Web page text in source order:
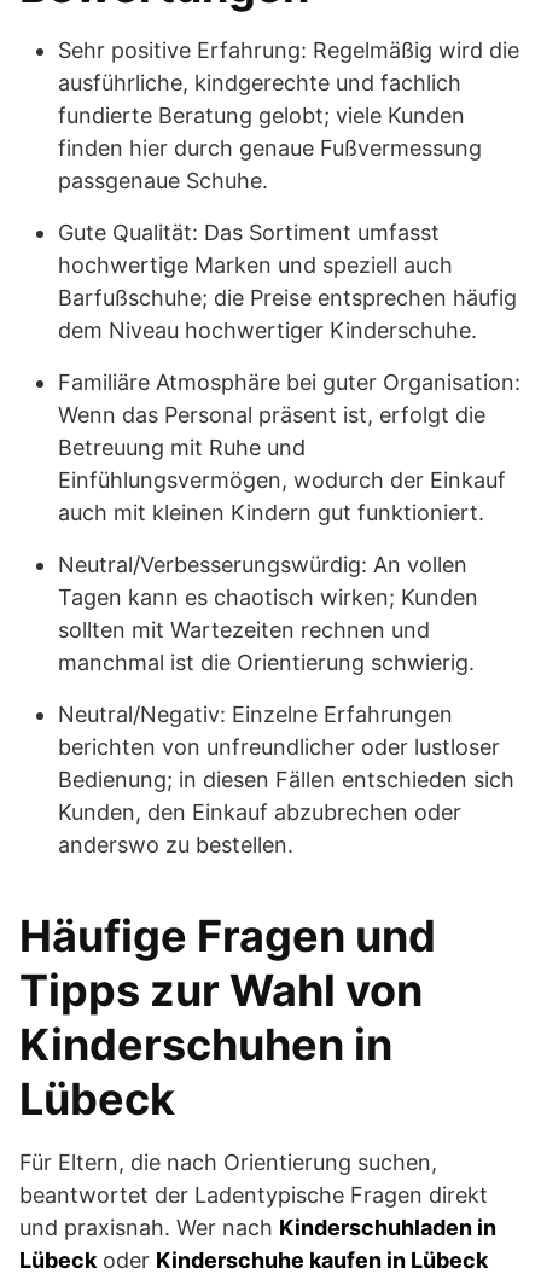
Sehr positive Erfahrung: Regelmäßig wird die
ausführliche, kindgerechte und fachlich
fundierte Beratung gelobt; viele Kunden
finden hier durch genaue Fußvermessung
passgenaue Schuhe.
Gute Qualität: Das Sortiment umfasst
hochwertige Marken und speziell auch
Barfußschuhe; die Preise entsprechen häufig
dem Niveau hochwertiger Kinderschuhe.
Familiäre Atmosphäre bei guter Organisation:
Wenn das Personal präsent ist, erfolgt die
Betreuung mit Ruhe und
Einfühlungsvermögen, wodurch der Einkauf
auch mit kleinen Kindern gut funktioniert.
Neutral/Verbesserungswürdig: An vollen
Tagen kann es chaotisch wirken; Kunden
sollten mit Wartezeiten rechnen und
manchmal ist die Orientierung schwierig.
Neutral/Negativ: Einzelne Erfahrungen
berichten von unfreundlicher oder lustloser
Bedienung; in diesen Fällen entschieden sich
Kunden, den Einkauf abzubrechen oder
anderswo zu bestellen.
Häufige Fragen und
Tipps zur Wahl von
Kinderschuhen in
Lübeck
Für Eltern, die nach Orientierung suchen,
beantwortet der Ladentypische Fragen direkt
und praxisnah. Wer nach Kinderschuhladen in
Lübeck oder Kinderschuhe kaufen in Lübeck